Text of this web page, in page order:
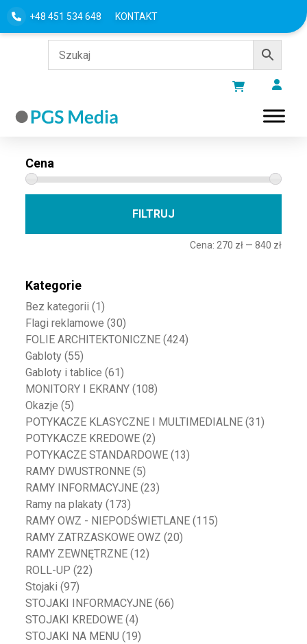
+48 451 534 648 KONTAKT
Filtru według
Cena
FILTRUJ
Cena: 270 zł— 840 zł
Kategorie
Bez kategorii (1)
Flagi reklamowe (30)
FOLIE ARCHITEKTONICZNE (424)
Gabloty (55)
Gabloty i tablice (61)
MONITORY I EKRANY (108)
Okazje (5)
POTYKACZE KLASYCZNE I MULTIMEDIALNE (31)
POTYKACZE KREDOWE (2)
POTYKACZE STANDARDOWE (13)
RAMY DWUSTRONNE (5)
RAMY INFORMACYJNE (23)
Ramy na plakaty (173)
RAMY OWZ - NIEPODŚWIETLANE (115)
RAMY ZATRZASKOWE OWZ (20)
RAMY ZEWNĘTRZNE (12)
ROLL-UP (22)
Stojaki (97)
STOJAKI INFORMACYJNE (66)
STOJAKI KREDOWE (4)
STOJAKI NA MENU (19)